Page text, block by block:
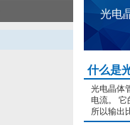
光电
什么是
光电晶体
电流。 它
所以输出